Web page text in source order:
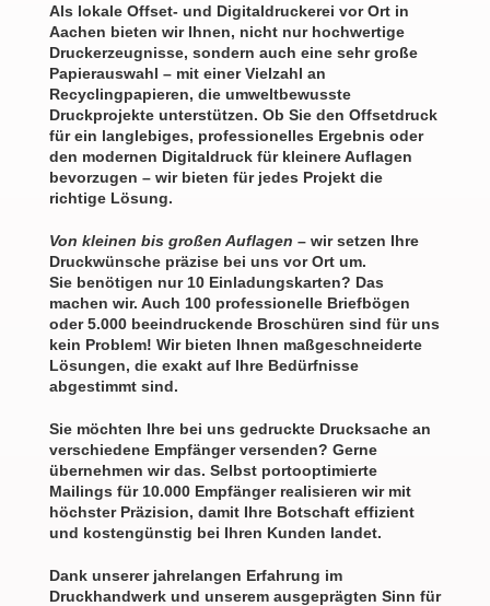
Als lokale Offset- und Digitaldruckerei vor Ort in
Aachen bieten wir Ihnen, nicht nur hochwertige
Druckerzeugnisse, sondern auch eine sehr große
Papierauswahl – mit einer Vielzahl an
Recyclingpapieren, die umweltbewusste
Druckprojekte unterstützen. Ob Sie den Offsetdruck
für ein langlebiges, professionelles Ergebnis oder
den modernen Digitaldruck für kleinere Auflagen
bevorzugen – wir bieten für jedes Projekt die
richtige Lösung.
Von kleinen bis großen Auflagen – wir setzen Ihre
Druckwünsche präzise bei uns vor Ort um.
Sie benötigen nur 10 Einladungskarten? Das
machen wir. Auch 100 professionelle Briefbögen
oder 5.000 beeindruckende Broschüren sind für uns
kein Problem! Wir bieten Ihnen maßgeschneiderte
Lösungen, die exakt auf Ihre Bedürfnisse
abgestimmt sind.
Sie möchten Ihre bei uns gedruckte Drucksache an
verschiedene Empfänger versenden? Gerne
übernehmen wir das. Selbst portooptimierte
Mailings für 10.000 Empfänger realisieren wir mit
höchster Präzision, damit Ihre Botschaft effizient
und kostengünstig bei Ihren Kunden landet.
Dank unserer jahrelangen Erfahrung im
Druckhandwerk und unserem ausgeprägten Sinn für